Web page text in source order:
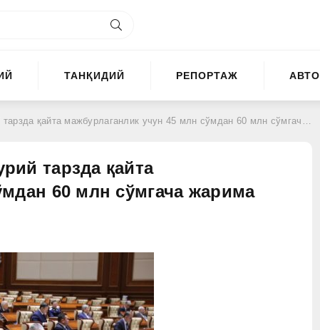
ТАНҚИДИЙ РЕПОРТАЖ АВТО
мажбурлаганлик учун 45 млн сўмдан 60 млн сўмгача жарима жазоси белгиланмоқда
тарзда қайта
60 млн сўмгача жарима